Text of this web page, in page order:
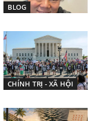
BLOG
CHÍNH TRỊ - XÃ HỘI